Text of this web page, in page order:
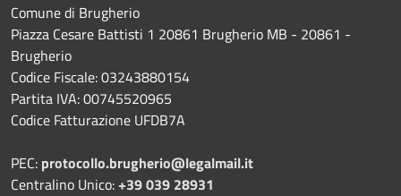
Comune di Brugherio
Piazza Cesare Battisti 1 20861 Brugherio MB - 20861 -
Brugherio
Codice Fiscale: 03243880154
Partita IVA: 00745520965
Codice Fatturazione UFDB7A
PEC: protocollo.brugherio@legalmail.it
Centralino Unico:+39 039 28931